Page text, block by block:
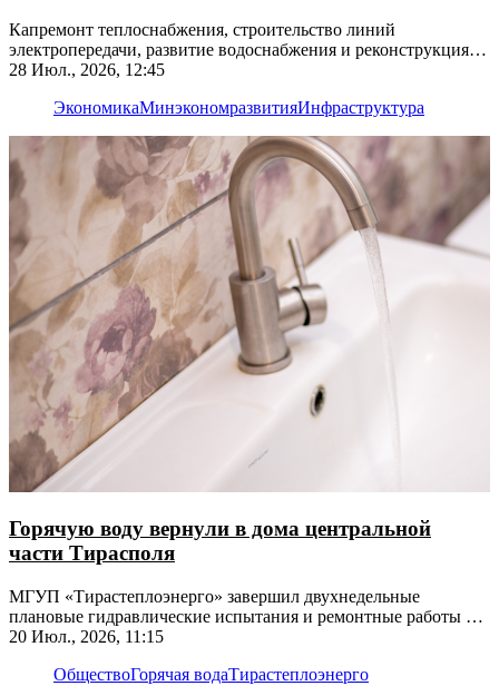
Капремонт теплоснабжения, строительство линий
электропередачи, развитие водоснабжения и реконструкция
электроподстанций
28 Июл., 2026, 12:45
ЭкономикаМинэкономразвитияИнфраструктура
Горячую воду вернули в дома центральной
части Тирасполя
МГУП «Тирастеплоэнерго» завершил двухнедельные
плановые гидравлические испытания и ремонтные работы на
теплосетях
20 Июл., 2026, 11:15
ОбществоГорячая водаТирастеплоэнерго